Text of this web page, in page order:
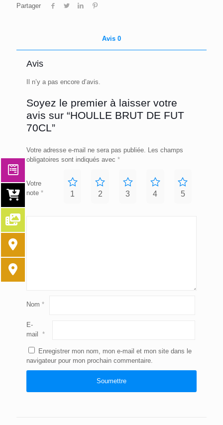
Partager
Avis 0
Avis
Il n’y a pas encore d’avis.
Soyez le premier à laisser votre
avis sur “HOULLE BRUT DE FUT
70CL”
Votre adresse e-mail ne sera pas publiée. Les champs
obligatoires sont indiqués avec *
Votre
note * 1 2 3 4 5
Nom *
E-
mail *
Enregistrer mon nom, mon e-mail et mon site dans le
navigateur pour mon prochain commentaire.